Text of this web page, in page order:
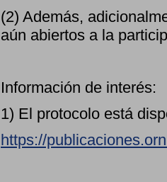
(2) Además,
aún abiertos a la
Información de interés:
1) El protocolo está
https://